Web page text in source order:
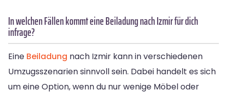
In welchen Fällen kommt eine Beiladung nach Izmir für dich
infrage?
Eine Beiladung nach Izmir kann in verschiedenen
Umzugsszenarien sinnvoll sein. Dabei handelt es sich
um eine Option, wenn du nur wenige Möbel oder